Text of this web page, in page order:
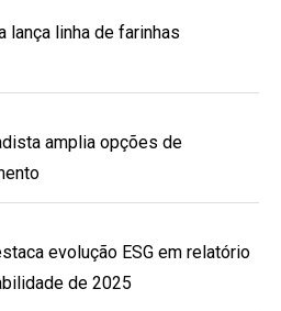
lança linha de farinhas
amplia opções de
evolução ESG em relatório
de 2025